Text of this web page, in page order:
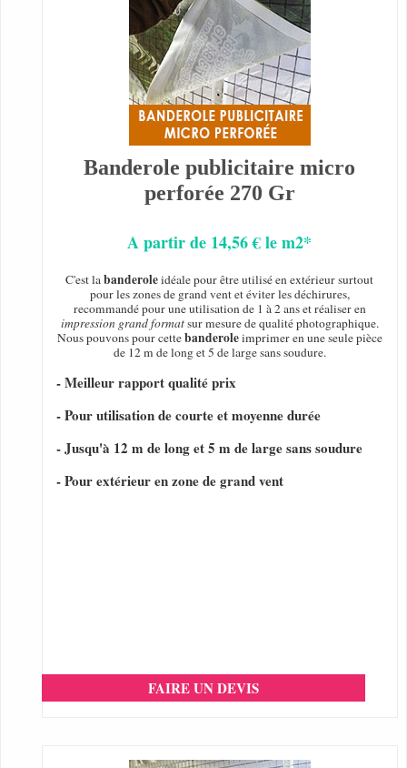
Banderole publicitaire micro
perforée 270 Gr
A partir de 14,56 € le m2*
C'est labanderoleidéale pour être utilisé en extérieur surtout
pour les zones de grand vent et éviter les déchirures,
recommandé pour une utilisation de 1 à 2 ans et réaliser en
impression grand formatsur mesure de qualité photographique.
Nous pouvons pour cettebanderoleimprimer en une seule pièce
de 12 m de long et 5 de large sans soudure.
- Meilleur rapport qualité prix
- Pour utilisation de courte et moyenne durée
- Jusqu'à 12 m de long et 5 m de large sans soudure
- Pour extérieur en zone de grand vent
FAIRE UN DEVIS